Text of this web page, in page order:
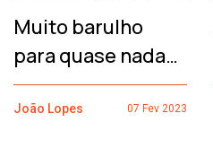
Muito barulho
para quase nada…
João Lopes 07 Fev 2023